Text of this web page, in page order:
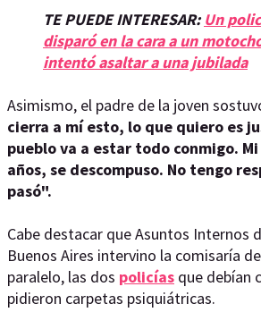
TE PUEDE INTERESAR:Un
disparó en la cara a un
intentó asaltar a una jubilada
Asimismo, el padre de la joven
cierra a mí esto, lo que quiero es
pueblo va a estar todo conmigo.
años, se descompuso. No tengo
pasó".
Cabe destacar que Asuntos Internos
Buenos Aires intervino la comisaría
paralelo, las dos policías que debían
pidieron carpetas psiquiátricas.